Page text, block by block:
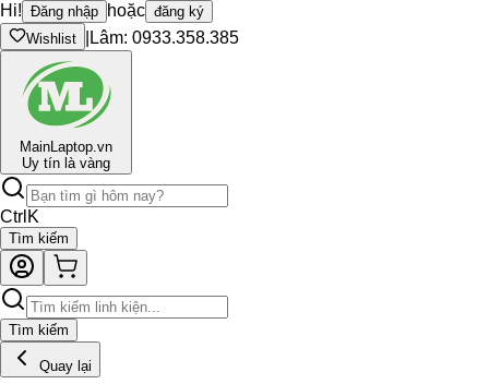
Hi! Đăng nhập hoặc đăng ký
Wishlist
Lâm: 0933.358.385
MainLaptop.vn
Uy tín là vàng
Ctrl K
Tìm kiếm
Tìm kiếm
Quay lại